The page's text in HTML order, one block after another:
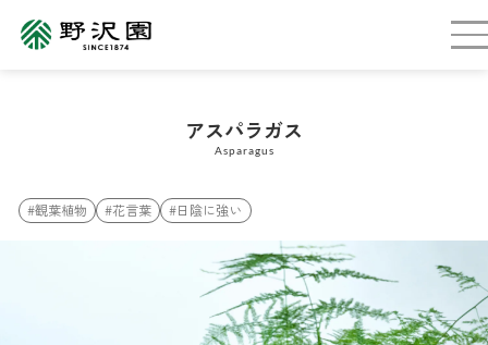
アスパラガス
Asparagus
#観葉植物 #花言葉 #日陰に強い